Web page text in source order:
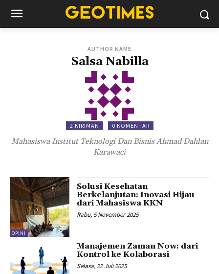
AUTHOR NAME
Salsa Nabilla
2 KIRIMAN 0 KOMENTAR
Mahasiswa Institut Teknologi Dan Bisnis Ahmad Dahlan
Karawaci
OPINI
Solusi Kesehatan
Berkelanjutan: Inovasi Hijau
dari Mahasiswa KKN
Rabu, 5 November 2025
Manajemen Zaman Now: dari
Kontrol ke Kolaborasi
Selasa, 22 Juli 2025